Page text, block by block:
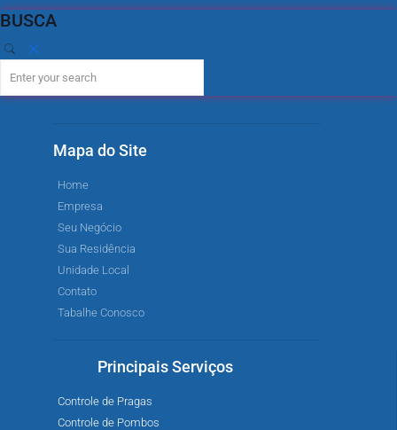
BUSCA
Mapa do Site
Home
Empresa
Seu Negócio
Sua Residência
Unidade Local
Contato
Tabalhe Conosco
Principais Serviços
Controle de Pragas
Controle de Pombos